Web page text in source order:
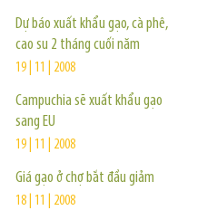
Dự báo xuất khẩu gạo, cà phê,
cao su 2 tháng cuối năm
19 | 11 | 2008
Campuchia sẽ xuất khẩu gạo
sang EU
19 | 11 | 2008
Giá gạo ở chợ bắt đầu giảm
18 | 11 | 2008